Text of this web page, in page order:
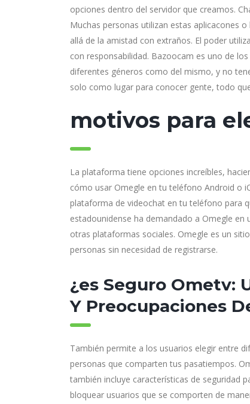
opciones dentro del servidor que creamos.
Muchas personas utilizan estas aplicacones
allá de la amistad con extraños. El poder
con responsabilidad. Bazoocam es uno de
diferentes géneros como del mismo, y no
solo como lugar para conocer gente, todo
motivos para
La plataforma tiene opciones increíbles,
cómo usar Omegle en tu teléfono Android o
plataforma de videochat en tu teléfono para
estadounidense ha demandado a Omegle
otras plataformas sociales. Omegle es un
personas sin necesidad de registrarse.
¿es Seguro Ometv:
Y Preocupaciones
También permite a los usuarios elegir entre
personas que comparten tus pasatiempos.
también incluye características de seguridad
bloquear usuarios que se comporten de